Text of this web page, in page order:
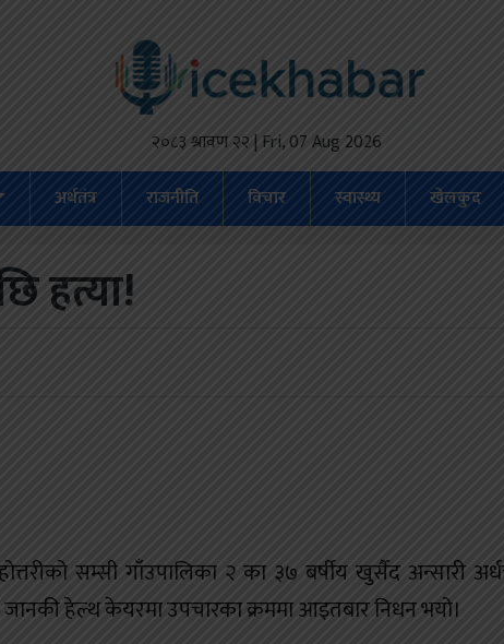
२०८३ श्रावण २२ | Fri, 07 Aug 2026
अर्थतंत्र राजनीति विचार स्वास्थ्य खेलकुद
हत्या!
सम्सी गाँउपालिका २ का ३७ बर्षीय खुर्सैद अन्सारी
हेल्थ केयरमा उपचारका क्रममा आइतबार निधन भयो।